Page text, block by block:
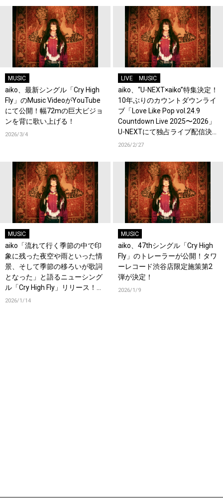
MUSIC
aiko、最新シングル「Cry High
Fly」のMusic VideoがYouTube
にて公開！幅72mの巨大ビジョ
ンを背に歌い上げる！
2026/3/4
LIVE MUSIC
aiko、“U-NEXT×aiko”特集決定！
10年ぶりのカウントダウンライ
ブ「Love Like Pop vol.24.9
Countdown Live 2025〜2026」
U-NEXTにて独占ライブ配信決
定！過去ライブ映像一挙配信ス
2026/2/27
MUSIC
aiko「流れて行く季節の中で印
象に残った夜空や雨といった情
景、そして季節の移ろいが歌詞
となった」と語るニューシング
ル「Cry High Fly」リリース！オ
フィシャルインタビューも公
2026/1/14
MUSIC
aiko、47thシングル「Cry High
Fly」のトレーラーが公開！タワ
ーレコード渋谷店限定施策第2
弾が決定！
2026/1/9